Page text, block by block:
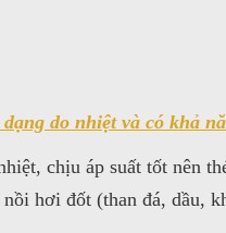
do nhiệt và có khả
chịu áp suất tốt nên
hơi đốt (than đá, dầu,